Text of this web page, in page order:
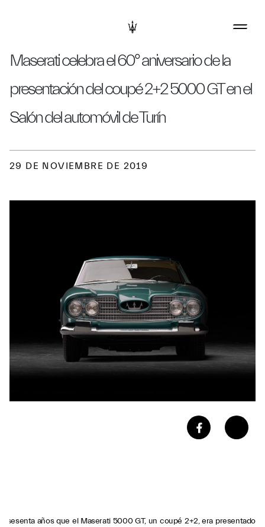
Maserati celebra el 60° aniversario de la
presentación del coupé 2+2 5000 GT en el
Salón del automóvil de Turín
29 DE NOVIEMBRE DE 2019
sesenta años que el Maserati 5000 GT, un coupé 2+2, era presentado